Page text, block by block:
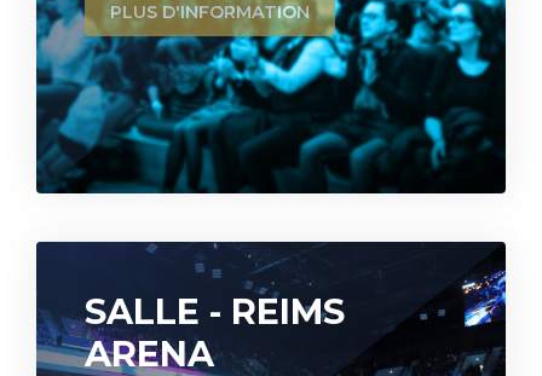
PLUS D'INFORMATION
SALLE - REIMS
ARENA